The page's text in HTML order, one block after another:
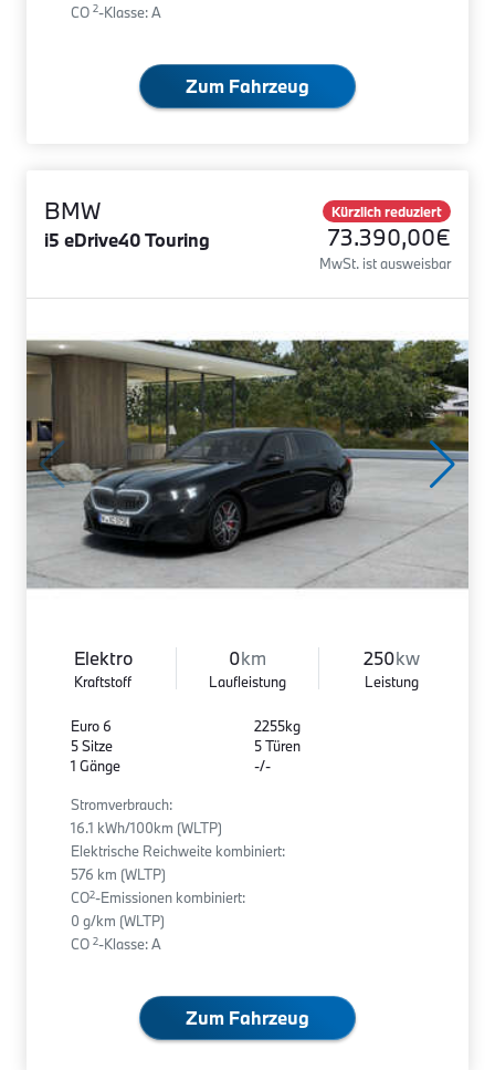
CO 2-Klasse: A
Zum Fahrzeug
BMW
i5 eDrive40 Touring
Kürzlich reduziert
73.390,00€
MwSt. ist ausweisbar
Elektro
Kraftstoff
0km
Laufleistung
250kw
Leistung
Euro 6
5 Sitze
1 Gänge
2255kg
5 Türen
-/-
Stromverbrauch:
16.1 kWh/100km (WLTP)
Elektrische Reichweite kombiniert:
576 km (WLTP)
CO2-Emissionen kombiniert:
0 g/km (WLTP)
CO 2-Klasse: A
Zum Fahrzeug